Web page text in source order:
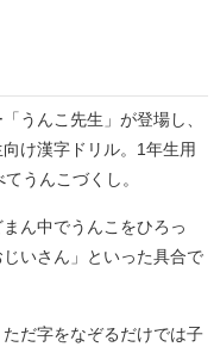
うんこ先生」が登場し、
け漢字ドリル。1年生用
うんこづくし。
ん中でうんこをひろっ
いさん」といった具合で
だ字をなぞるだけでは子